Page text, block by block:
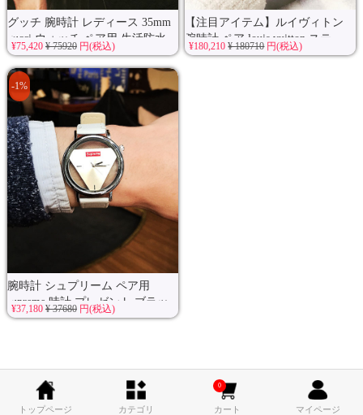
グッチ 腕時計 レディース 35mm
gucci ウォッチ ペア用 生活防水...
¥75,420 ¥ 75920円(税込)
【注目アイテム】ルイヴィトン
腕時計 ペア louis vuitton ステ...
¥180,210¥ 180710円(税込)
腕時計 シュプリーム ペア用
supreme 時計 プレゼント ブラッ
ク...
-1%
¥37,180 ¥ 37680円(税込)
トップページ カテゴリ カート
0
マイページ